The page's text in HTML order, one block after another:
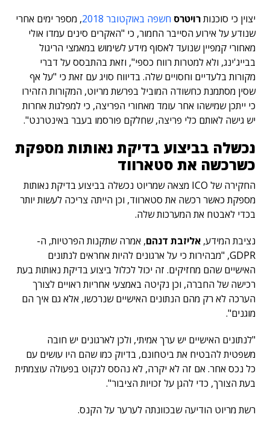
יצוין כי סוכנותרויטרס חשפה באוקטובר 2018
, מספר ימים אחרי
שנודע על אירוע הסייבר החמור, כי "האקרים סינים עמדו אולי
מאחורי קמפיין שנועד לאסוף מידע לשימוש במאמצי הריגול
בבייג'ינג, ולא למטרות רווח כספי", וזאת בהתבסס על דברי
מקורות בלעדיים וחסויים שלה. בדיווח סויג עם זאת כי "על אף
שסין מסתמנת כחשודה המוביל בפרשת מריוט, המקורות הזהירו
כי ייתכן שמישהו אחר עומד מאחורי הפריצה, כי למפלגות אחרות
יש גישה לאותם כלי פריצה, שחלקם פורסמו בעבר באינטרנט".
נכשלה בביצוע בדיקת נאותות מספקת
כשרכשה את סטארווד
החקירה של ICO מצאה שמריוט נכשלה בביצוע בדיקת נאותות
מספקת כאשר רכשה את סטארווד, וכן הייתה צריכה לעשות יותר
בכדי לאבטח את המערכות שלה.
נציבת המידע, אליזבת דנהם, אמרה שתקנות הפרטיות, ה-
GDPR, "מבהירות כי על ארגונים להיות אחראים לנתונים
האישיים שהם מחזיקים. זה יכול לכלול ביצוע בדיקת נאותות בעת
רכישה של החברה, וכן נקיטה באמצעי אחריות ראויים לצורך
הערכה לא רק מהם הנתונים האישיים שנרכשו, אלא גם איך הם
מוגנים".
"לנתונים האישיים יש ערך אמיתי, ולכן לארגונים יש חובה
משפטית להבטיח את ביטחונם, בדיוק כמו שהם היו עושים עם
כל נכס אחר. אם זה לא יקרה, לא נהסס לנקוט בפעולה עוצמתית
בעת הצורך, כדי להגן על זכויות הציבור".
רשת מריוט הודיעה שבכוונתה לערער על הקנס.